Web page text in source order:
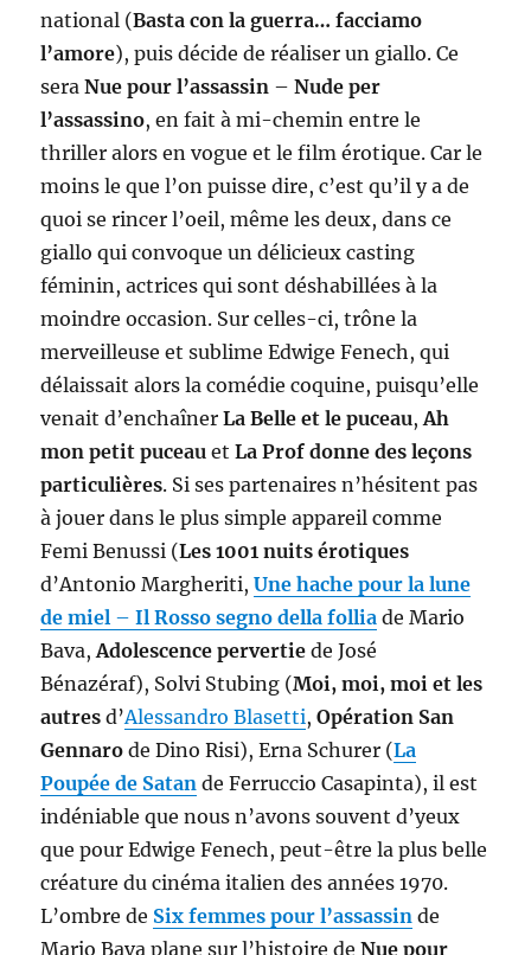
national (Basta con la guerra… facciamo
l’amore), puis décide de réaliser un giallo. Ce
seraNue pour l’assassin –Nude per
l’assassino, en fait à mi-chemin entre le
thriller alors en vogue et le film érotique. Car le
moins le que l’on puisse dire, c’est qu’il y a de
quoi se rincer l’oeil, même les deux, dans ce
giallo qui convoque un délicieux casting
féminin, actrices qui sont déshabillées à la
moindre occasion. Sur celles-ci, trône la
merveilleuse et sublime Edwige Fenech, qui
délaissait alors la comédie coquine, puisqu’elle
venait d’enchaînerLa Belle et le puceau,Ah
mon petit puceau etLa Prof donne des leçons
particulières. Si ses partenaires n’hésitent pas
à jouer dans le plus simple appareil comme
Femi Benussi (Les 1001 nuits érotiques
d’Antonio Margheriti,Une hache pour la lune
de miel –Il Rosso segno della follia de Mario
Bava,Adolescence pervertiede José
Bénazéraf), Solvi Stubing (Moi, moi, moi et les
autres d’Alessandro Blasetti, Opération San
Gennarode Dino Risi), Erna Schurer (La
Poupée de Satan de Ferruccio Casapinta), il est
indéniable que nous n’avons souvent d’yeux
que pour Edwige Fenech, peut-être la plus belle
créature du cinéma italien des années 1970.
L’ombre de Six femmes pour l’assassin de
Mario Bava plane sur l’histoire deNue pour